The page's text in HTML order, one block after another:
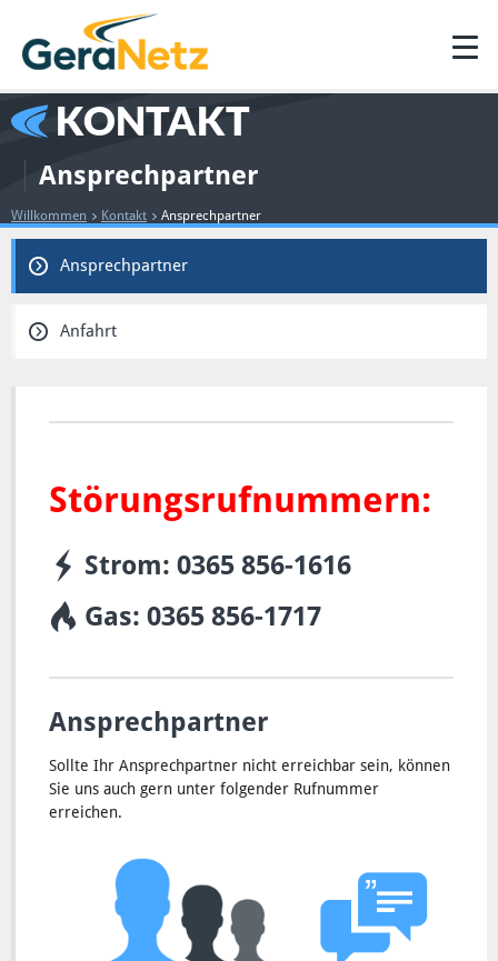
KONTAKT
Ansprechpartner
Willkommen Kontakt Ansprechpartner
Ansprechpartner
Anfahrt
Störungsrufnummern:
Strom: 0365 856-1616
Gas: 0365 856-1717
Ansprechpartner
Sollte Ihr Ansprechpartner nicht erreichbar sein, können
Sie uns auch gern unter folgender Rufnummer
erreichen.